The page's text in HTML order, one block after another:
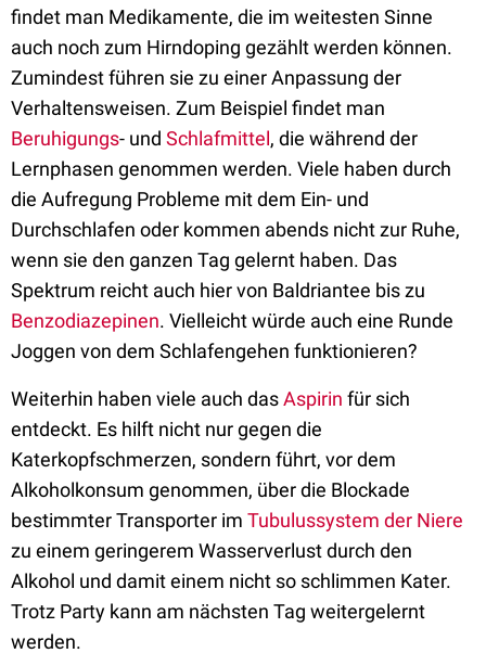
findet man Medikamente, die im weitesten Sinne
auch noch zum Hirndoping gezählt werden können.
Zumindest führen sie zu einer Anpassung der
Verhaltensweisen. Zum Beispiel findet man
Beruhigungs- und Schlafmittel, die während der
Lernphasen genommen werden. Viele haben durch
die Aufregung Probleme mit dem Ein- und
Durchschlafen oder kommen abends nicht zur Ruhe,
wenn sie den ganzen Tag gelernt haben. Das
Spektrum reicht auch hier von Baldriantee bis zu
Benzodiazepinen. Vielleicht würde auch eine Runde
Joggen von dem Schlafengehen funktionieren?
Weiterhin haben viele auch dasAspirin für sich
entdeckt. Es hilft nicht nur gegen die
Katerkopfschmerzen, sondern führt, vor dem
Alkoholkonsum genommen, über die Blockade
bestimmter Transporter im Tubulussystem der Niere
zu einem geringerem Wasserverlust durch den
Alkohol und damit einem nicht so schlimmen Kater.
Trotz Party kann am nächsten Tag weitergelernt
werden.